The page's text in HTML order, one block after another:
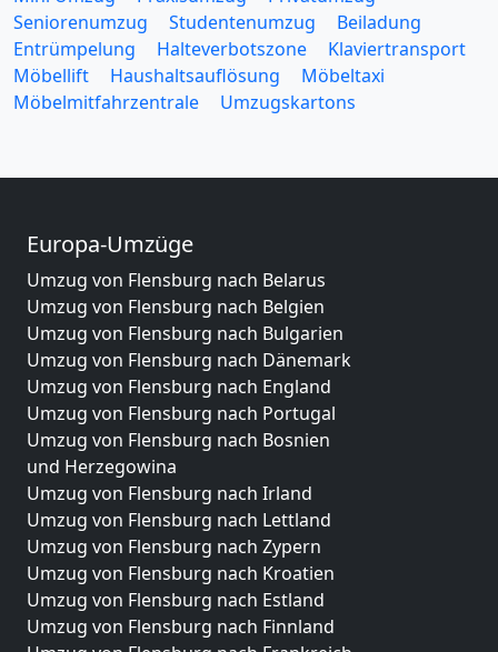
Seniorenumzug
Studentenumzug
Beiladung
Entrümpelung
Halteverbotszone
Klaviertransport
Möbellift
Haushaltsauflösung
Möbeltaxi
Möbelmitfahrzentrale
Umzugskartons
Europa-Umzüge
Umzug von Flensburg nach Belarus
Umzug von Flensburg nach Belgien
Umzug von Flensburg nach Bulgarien
Umzug von Flensburg nach Dänemark
Umzug von Flensburg nach England
Umzug von Flensburg nach Portugal
Umzug von Flensburg nach Bosnien
und Herzegowina
Umzug von Flensburg nach Irland
Umzug von Flensburg nach Lettland
Umzug von Flensburg nach Zypern
Umzug von Flensburg nach Kroatien
Umzug von Flensburg nach Estland
Umzug von Flensburg nach Finnland